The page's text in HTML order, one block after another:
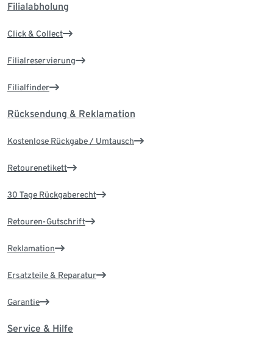
Filialabholung
Click & Collect
Filialreservierung
Filialfinder
Rücksendung & Reklamation
Kostenlose Rückgabe / Umtausch
Retourenetikett
30 Tage Rückgaberecht
Retouren-Gutschrift
Reklamation
Ersatzteile & Reparatur
Garantie
Service & Hilfe